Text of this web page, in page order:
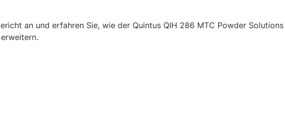
an und erfahren Sie, wie der Quintus QIH 286 MTC Powder Solutions